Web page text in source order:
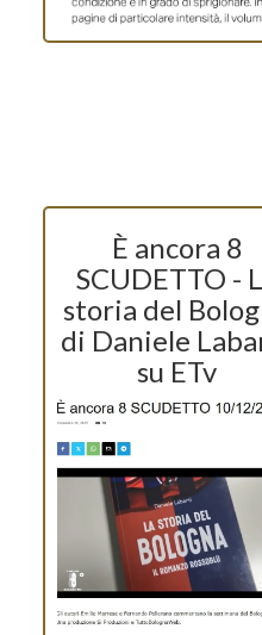
È ancora 8
SCUDETTO -
storia del
di Daniele
su ETv